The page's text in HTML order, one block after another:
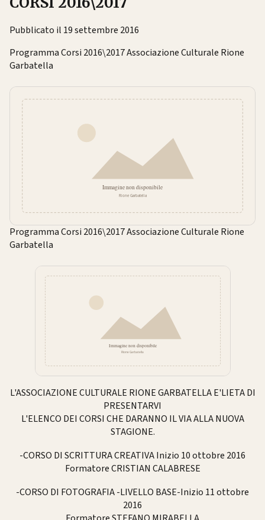
Pubblicato il 19 settembre 2016
Programma Corsi 2016\2017 Associazione Culturale Rione
Garbatella
Programma Corsi 2016\2017 Associazione Culturale Rione
Garbatella
L'ASSOCIAZIONE CULTURALE RIONE GARBATELLA E'LIETA DI
PRESENTARVI
L'ELENCO DEI CORSI CHE DARANNO IL VIA ALLA NUOVA
STAGIONE.
-CORSO DI SCRITTURA CREATIVA Inizio 10 ottobre 2016
Formatore CRISTIAN CALABRESE
-CORSO DI FOTOGRAFIA -LIVELLO BASE-Inizio 11 ottobre
2016